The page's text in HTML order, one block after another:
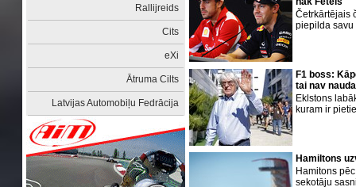
Rallijreids
Cits
eXi
Ātruma Cilts
Latvijas Automobiļu Fedrācija
Četrkārtējais
piepilda
F1 boss:
tai nav
Eklstons
kuram ir
Hamiltons
Hamitons
sekotāju